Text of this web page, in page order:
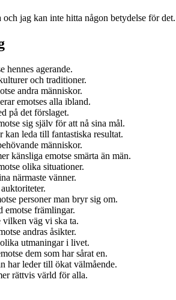
och jag kan inte hitta någon betydelse för
hennes agerande.
och traditioner.
andra människor.
emotses alla ibland.
på det förslaget.
sig själv för att nå sina mål.
kan leda till fantastiska resultat.
människor.
känsliga emotse smärta än män.
olika situationer.
närmaste vänner.
personer man bryr sig om.
emotse främlingar.
vilken väg vi ska ta.
andras åsikter.
utmaningar i livet.
dem som har sårat en.
har leder till ökat välmående.
rättvis värld för alla.